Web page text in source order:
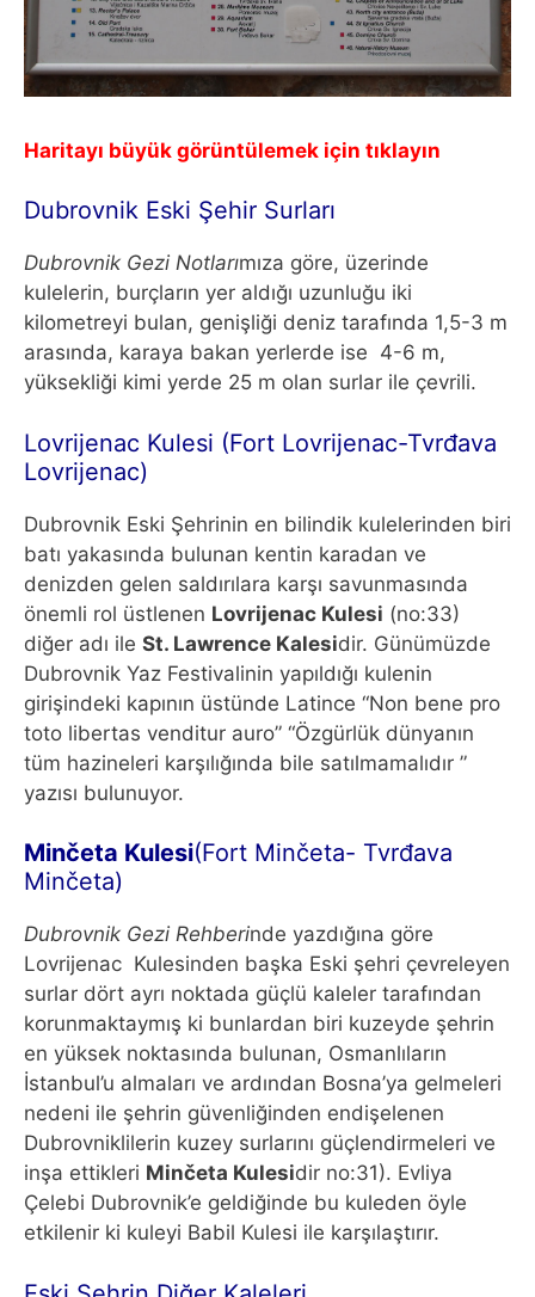
Haritayı büyük görüntülemek için tıklayın
Dubrovnik Eski Şehir Surları
Dubrovnik Gezi Notlarımıza göre, üzerinde
kulelerin, burçların yer aldığı uzunluğu iki
kilometreyi bulan, genişliği deniz tarafında 1,5-3 m
arasında, karaya bakan yerlerde ise 4-6 m,
yüksekliği kimi yerde 25 m olan surlar ile çevrili.
Lovrijenac Kulesi (Fort Lovrijenac-Tvrđava
Lovrijenac)
Dubrovnik Eski Şehrinin en bilindik kulelerinden biri
batı yakasında bulunan kentin karadan ve
denizden gelen saldırılara karşı savunmasında
önemli rol üstlenen Lovrijenac Kulesi (no:33)
diğer adı ile St. Lawrence Kalesidir. Günümüzde
Dubrovnik Yaz Festivalinin yapıldığı kulenin
girişindeki kapının üstünde Latince “Non bene pro
toto libertas venditur auro” “Özgürlük dünyanın
tüm hazineleri karşılığında bile satılmamalıdır ”
yazısı bulunuyor.
Minčeta Kulesi(Fort Minčeta- Tvrđava
Minčeta)
Dubrovnik Gezi Rehberinde yazdığına göre
Lovrijenac Kulesinden başka Eski şehri çevreleyen
surlar dört ayrı noktada güçlü kaleler tarafından
korunmaktaymış ki bunlardan biri kuzeyde şehrin
en yüksek noktasında bulunan, Osmanlıların
İstanbul’u almaları ve ardından Bosna’ya gelmeleri
nedeni ile şehrin güvenliğinden endişelenen
Dubrovniklilerin kuzey surlarını güçlendirmeleri ve
inşa ettikleri Minčeta Kulesidir no:31). Evliya
Çelebi Dubrovnik’e geldiğinde bu kuleden öyle
etkilenir ki kuleyi Babil Kulesi ile karşılaştırır.